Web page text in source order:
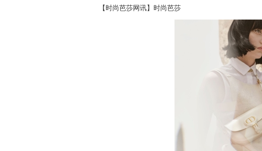
【时尚芭莎网讯】时尚芭莎